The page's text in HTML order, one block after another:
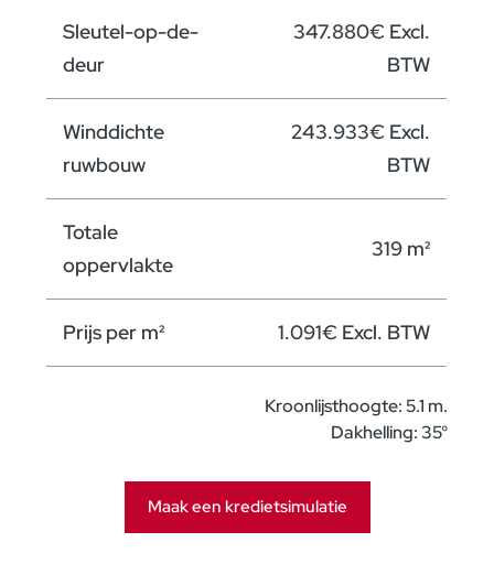
Sleutel-op-de-
deur
347.880€ Excl.
BTW
Winddichte
ruwbouw
243.933€ Excl.
BTW
Totale
oppervlakte
319 m²
Prijs per m² 1.091€ Excl. BTW
Kroonlijsthoogte: 5.1 m.
Dakhelling: 35°
Maak een kredietsimulatie